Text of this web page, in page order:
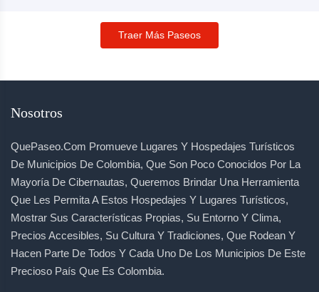
Traer Más Paseos
Nosotros
QuePaseo.com Promueve Lugares Y Hospedajes Turísticos
De Municipios De Colombia, Que Son Poco Conocidos Por La
Mayoría De Cibernautas, Queremos Brindar Una Herramienta
Que Les Permita A Estos Hospedajes Y Lugares Turísticos,
Mostrar Sus Características Propias, Su Entorno Y Clima,
Precios Accesibles, Su Cultura Y Tradiciones, Que Rodean Y
Hacen Parte De Todos Y Cada Uno De Los Municipios De Este
Precioso País Que Es Colombia.